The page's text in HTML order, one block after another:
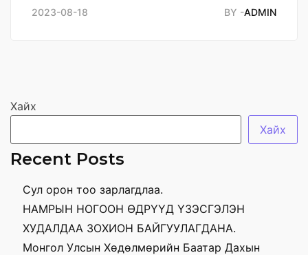
2023-08-18 BY -ADMIN
Хайх
Хайх
Recent Posts
Сул орон тоо зарлагдлаа.
НАМРЫН НОГООН ӨДРҮҮД ҮЗЭСГЭЛЭН
ХУДАЛДАА ЗОХИОН БАЙГУУЛАГДАНА.
Монгол Улсын Хөдөлмөрийн Баатар Дахын